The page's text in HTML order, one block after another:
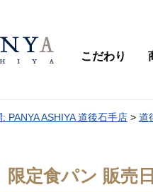
こだわり
PANYA ASHIYA 道後石手店 > 道
限定食パン 販売